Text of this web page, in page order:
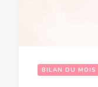
BILAN DU MOIS